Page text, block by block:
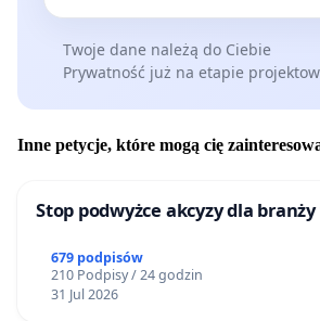
Twoje dane należą do Ciebie
Prywatność już na etapie
Inne petycje, które mogą cię
Stop podwyżce akcyzy dla branży
679 podpisów
210 Podpisy / 24 godzin
31 Jul 2026